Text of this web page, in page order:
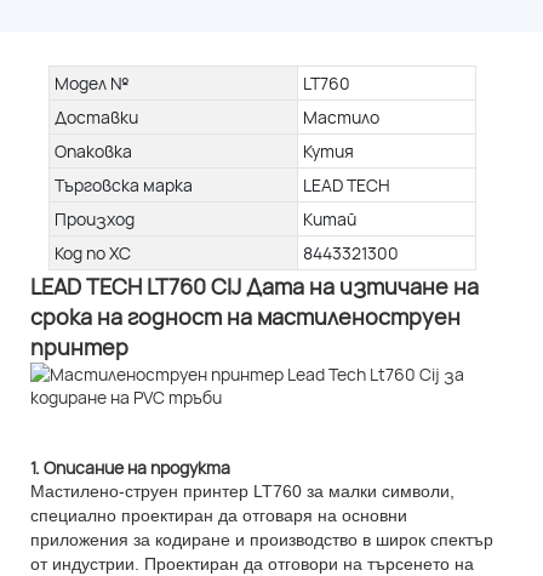
Модел №
LT760
Доставки
Мастило
Опаковка
Кутия
Търговска марка
LEAD TECH
Произход
Китай
Код по ХС
8443321300
LEAD TECH LT760 CIJ Дата на изтичане на
срока на годност на мастиленоструен
принтер
1. Описание на продукта
Мастилено-струен принтер LT760 за малки символи,
специално проектиран да отговаря на основни
приложения за кодиране и производство в широк спектър
от индустрии. Проектиран да отговори на търсенето на